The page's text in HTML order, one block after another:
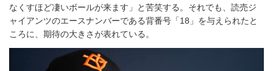
なくすほど凄いボールが来ます」と苦笑する。それでも、読売ジ
ャイアンツのエースナンバーである背番号「18」を与えられたと
ころに、期待の大きさが表れている。